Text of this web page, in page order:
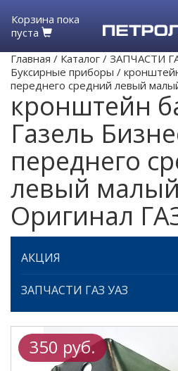
Корзина пока
пуста
Главная / Каталог / ЗАПЧАСТИ
Буксирные приборы /
переднего средний левый
кронштейн
Газель
переднего
левый малый
Оригинал
АКЦИЯ
ЗАПЧАСТИ ГАЗ УАЗ
350 руб.